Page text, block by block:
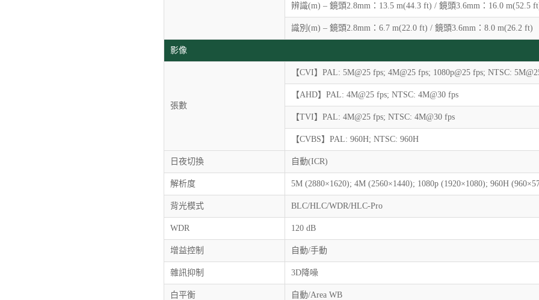
辨識(m) – 鏡頭2.8mm：13.5 m(44.3 ft) / 鏡頭3.6mm：16.0 m(52.5
識別(m) – 鏡頭2.8mm：6.7 m(22.0 ft) / 鏡頭3.6mm：8.0 m(26.2 ft)
影像
張數
【CVI】PAL: 5M@25 fps; 4M@25 fps; 1080p@25 fps; NTSC:
【AHD】PAL: 4M@25 fps; NTSC: 4M@30 fps
【TVI】PAL: 4M@25 fps; NTSC: 4M@30 fps
【CVBS】PAL: 960H; NTSC: 960H
日夜切換 自動(ICR)
解析度 5M (2880×1620); 4M (2560×1440); 1080p (1920×1080); 960H
背光模式 BLC/HLC/WDR/HLC-Pro
WDR 120 dB
增益控制 自動/手動
雜訊抑制 3D降噪
白平衡 自動/Area WB